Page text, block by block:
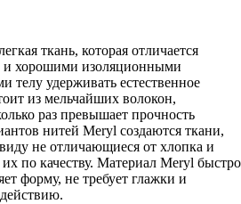
ткань, которая отличается
хорошими изоляционными
телу удерживать естественное
из мельчайших волокон,
раз превышает прочность
нитей Meryl создаются ткани,
не отличающиеся от хлопка и
по качеству. Материал Meryl быстро
форму, не требует глажки и